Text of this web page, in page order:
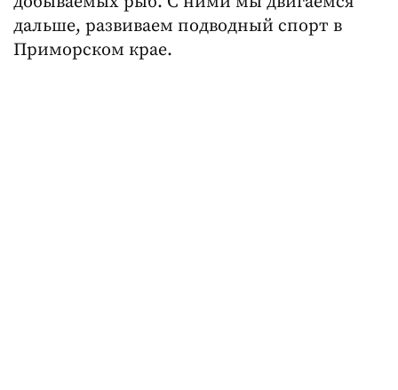
дальше, развиваем подводный спорт в
Приморском крае.